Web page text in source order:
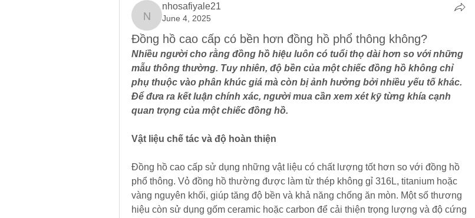
nhosafiyale21
nhosafiyale21
June 4, 2025
Đồng hồ cao cấp có bền hơn đồng hồ phổ thông không?
Nhiều người cho rằng đồng hồ hiệu luôn có tuổi thọ dài hơn so với những
mẫu thông thường. Tuy nhiên, độ bền của một chiếc đồng hồ không chỉ
phụ thuộc vào phân khúc giá mà còn bị ảnh hưởng bởi nhiều yếu tố khác.
Để đưa ra kết luận chính xác, người mua cần xem xét kỹ từng khía cạnh
quan trọng của một chiếc đồng hồ.
Vật liệu chế tác và độ hoàn thiện
Đồng hồ cao cấp sử dụng những vật liệu có chất lượng tốt hơn so với đồng hồ
phổ thông. Vỏ đồng hồ thường được làm từ thép không gỉ 316L, titanium hoặc
vàng nguyên khối, giúp tăng độ bền và khả năng chống ăn mòn. Một số thương
hiệu còn sử dụng gốm ceramic hoặc carbon để cải thiện trọng lượng và độ cứng